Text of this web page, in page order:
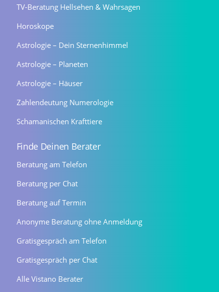
TV-Beratung Hellsehen & Wahrsagen
Horoskope
Astrologie – Dein Sternenhimmel
Astrologie – Planeten
Astrologie – Häuser
Zahlendeutung Numerologie
Schamanischen Krafttiere
Finde Deinen Berater
Beratung am Telefon
Beratung per Chat
Beratung auf Termin
Anonyme Beratung ohne Anmeldung
Gratisgespräch am Telefon
Gratisgespräch per Chat
Alle Vistano Berater